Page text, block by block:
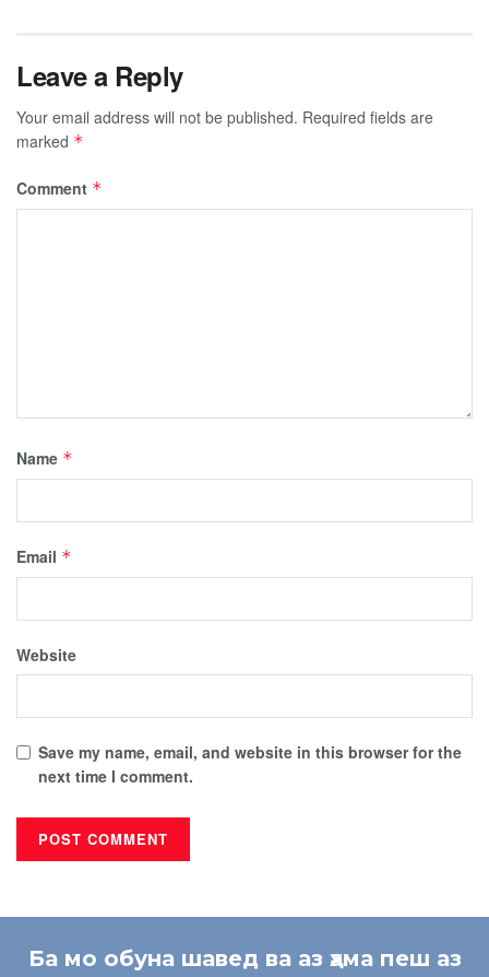
Leave a Reply
Your email address will not be published. Required fields are
marked *
Comment *
Name *
Email *
Website
Save my name, email, and website in this browser for the
next time I comment.
Ба мо обуна шавед ва аз ҳама пеш аз